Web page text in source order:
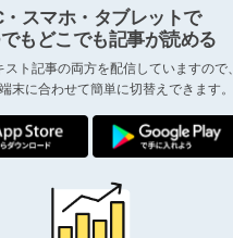
・スマホ・タブレットで
もどこでも記事が読める
ト記事の両方を配信していますので、
末に合わせて簡単に切替えできます。